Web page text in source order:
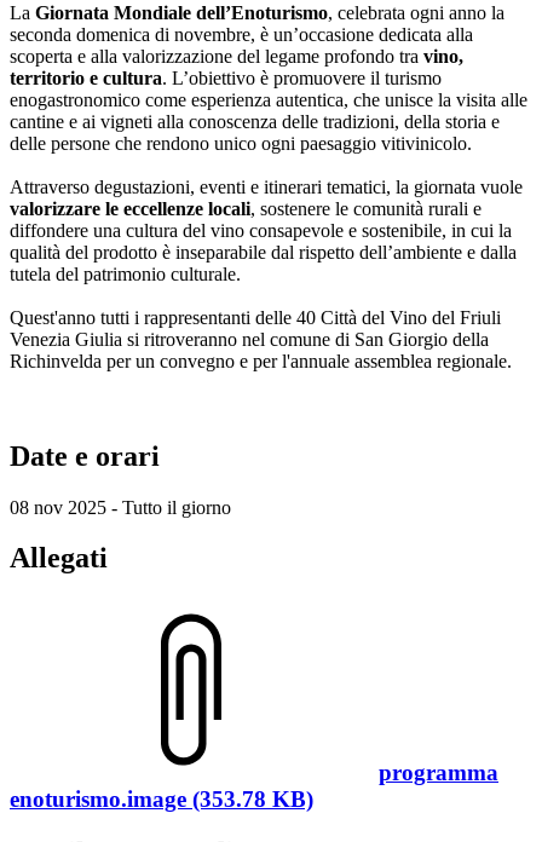
La Giornata Mondiale dell’Enoturismo, celebrata ogni anno la
seconda domenica di novembre, è un’occasione dedicata alla
scoperta e alla valorizzazione del legame profondo tra vino,
territorio e cultura. L’obiettivo è promuovere il turismo
enogastronomico come esperienza autentica, che unisce la visita alle
cantine e ai vigneti alla conoscenza delle tradizioni, della storia e
delle persone che rendono unico ogni paesaggio vitivinicolo.
Attraverso degustazioni, eventi e itinerari tematici, la giornata vuole
valorizzare le eccellenze locali, sostenere le comunità rurali e
diffondere una cultura del vino consapevole e sostenibile, in cui la
qualità del prodotto è inseparabile dal rispetto dell’ambiente e dalla
tutela del patrimonio culturale.
Quest'anno tutti i rappresentanti delle 40 Città del Vino del Friuli
Venezia Giulia si ritroveranno nel comune di San Giorgio della
Richinvelda per un convegno e per l'annuale assemblea regionale.
Date e orari
08 nov 2025 - Tutto il giorno
Allegati
programma
enoturismo.image (353.78 KB)